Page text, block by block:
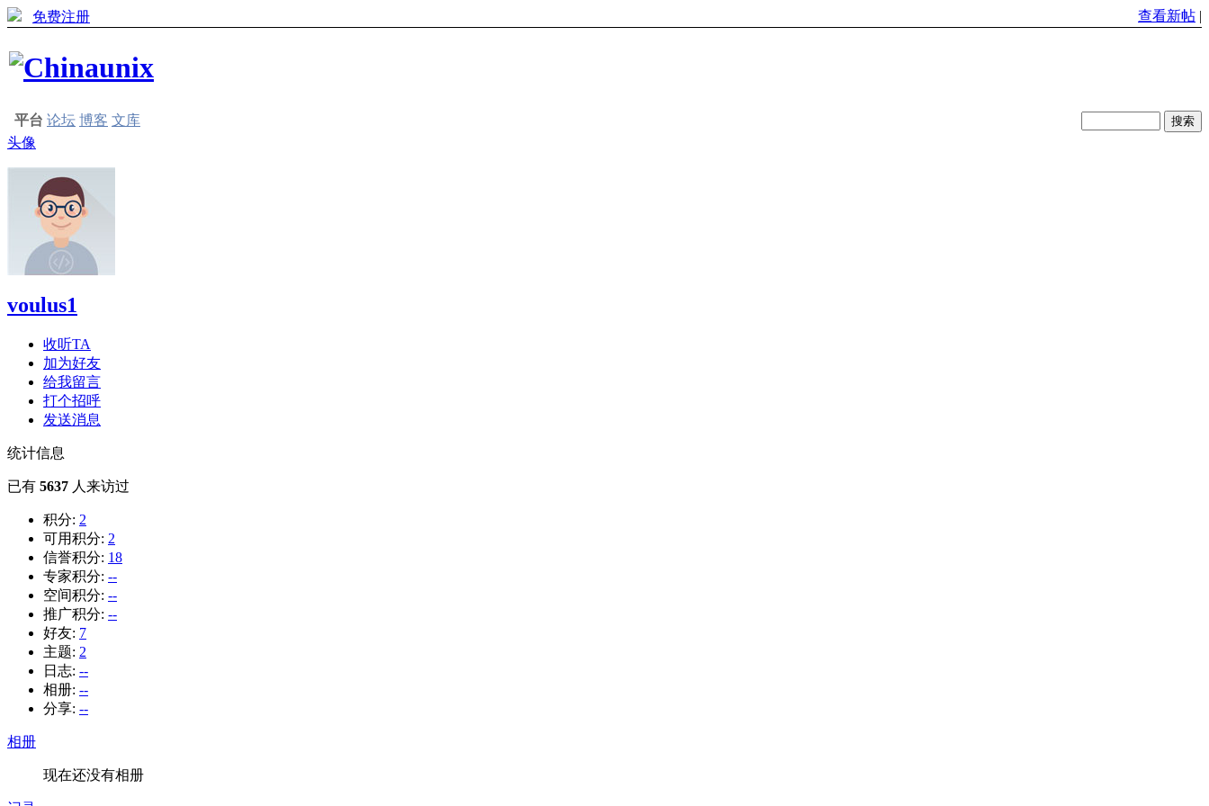
免费注册 查看新帖 |
平台 论坛 博客 文库
头像
voulus1
收听TA
加为好友
给我留言
打个招呼
发送消息
统计信息
已有 5637 人来访过
积分: 2
可用积分: 2
信誉积分: 18
专家积分: --
空间积分: --
推广积分: --
好友: 7
主题: 2
日志: --
相册: --
分享: --
相册
现在还没有相册